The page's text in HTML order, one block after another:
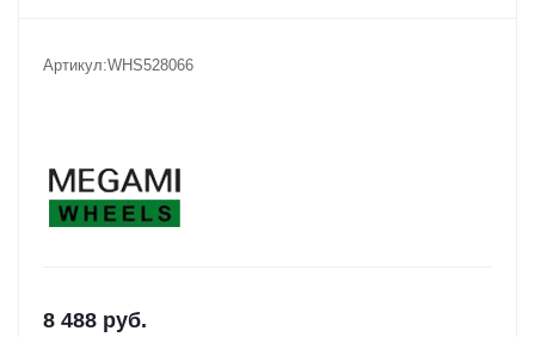
Артикул:WHS528066
8 488 руб.